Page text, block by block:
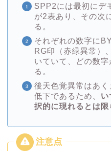
SPP2には最初にデ
が2表あり、その次
る。
それぞれの数字に
RG印（赤緑異常）
いていて、どの数
る。
後天色覚異常はあ
低下であるため、 い
択的に現れるとは限